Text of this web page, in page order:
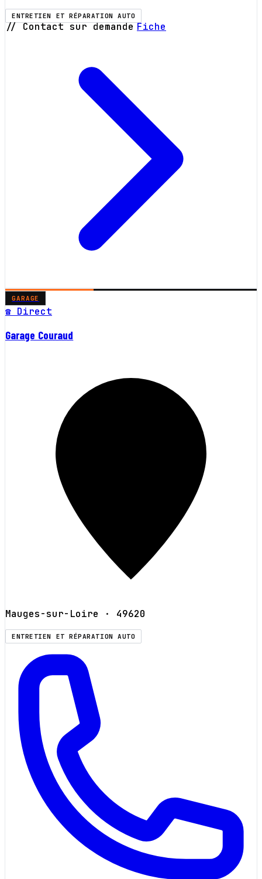
ENTRETIEN ET RÉPARATION AUTO
// Contact sur demande Fiche
GARAGE
☎ Direct
Garage Couraud
Mauges-sur-Loire · 49620
ENTRETIEN ET RÉPARATION AUTO